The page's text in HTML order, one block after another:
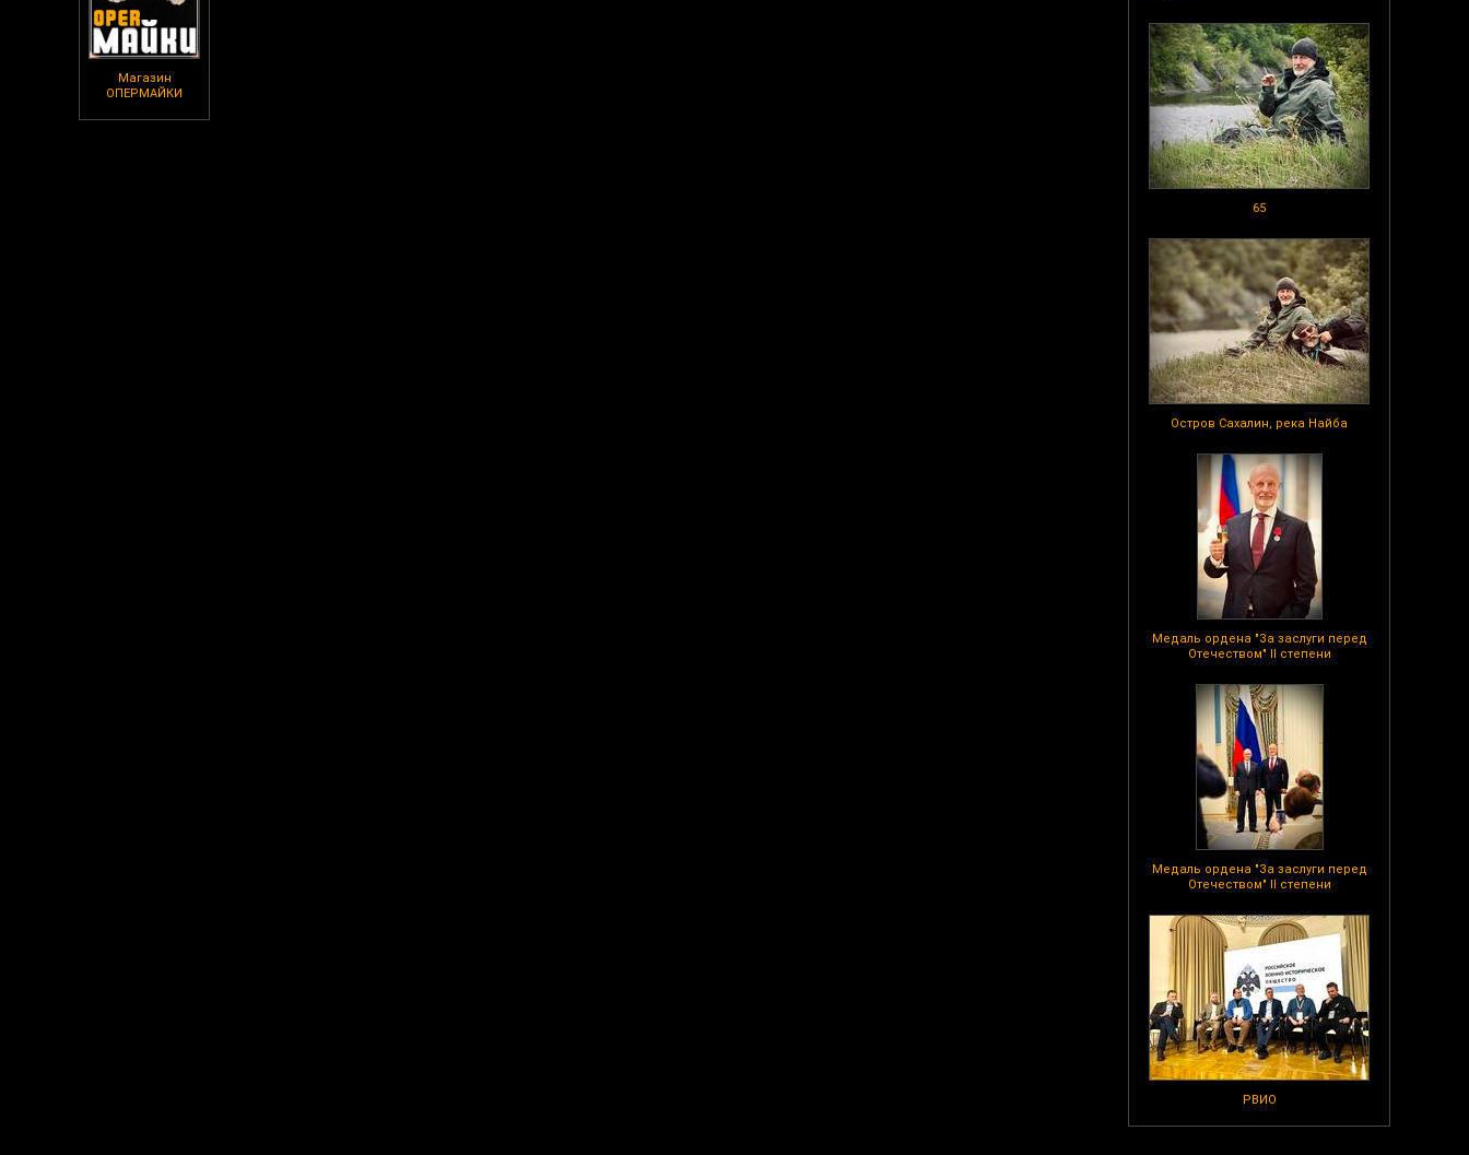
Магазин
ОПЕРМАЙКИ
65
Остров Сахалин, река Найба
Медаль ордена "За заслуги перед
Отечеством" II степени
Медаль ордена "За заслуги перед
Отечеством" II степени
РВИО